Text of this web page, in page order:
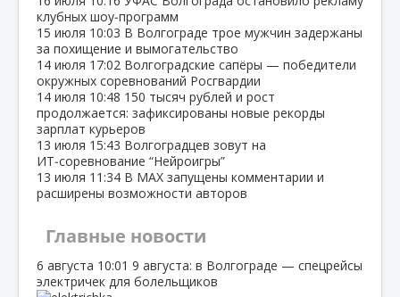
клубных шоу‑программ
15 июля 10:03 В Волгограде трое мужчин задержаны
за похищение и вымогательство
14 июля 17:02 Волгоградские сапёры — победители
окружных соревнований Росгвардии
14 июля 10:48 150 тысяч рублей и рост
продолжается: зафиксированы новые рекорды
зарплат курьеров
13 июля 15:43 Волгоградцев зовут на
ИТ‑соревнование “Нейроигры”
13 июля 11:34 В МАХ запущены комментарии и
расширены возможности авторов
Главные новости
6 августа 10:01 9 августа: в Волгограде — спецрейсы
электричек для болельщиков